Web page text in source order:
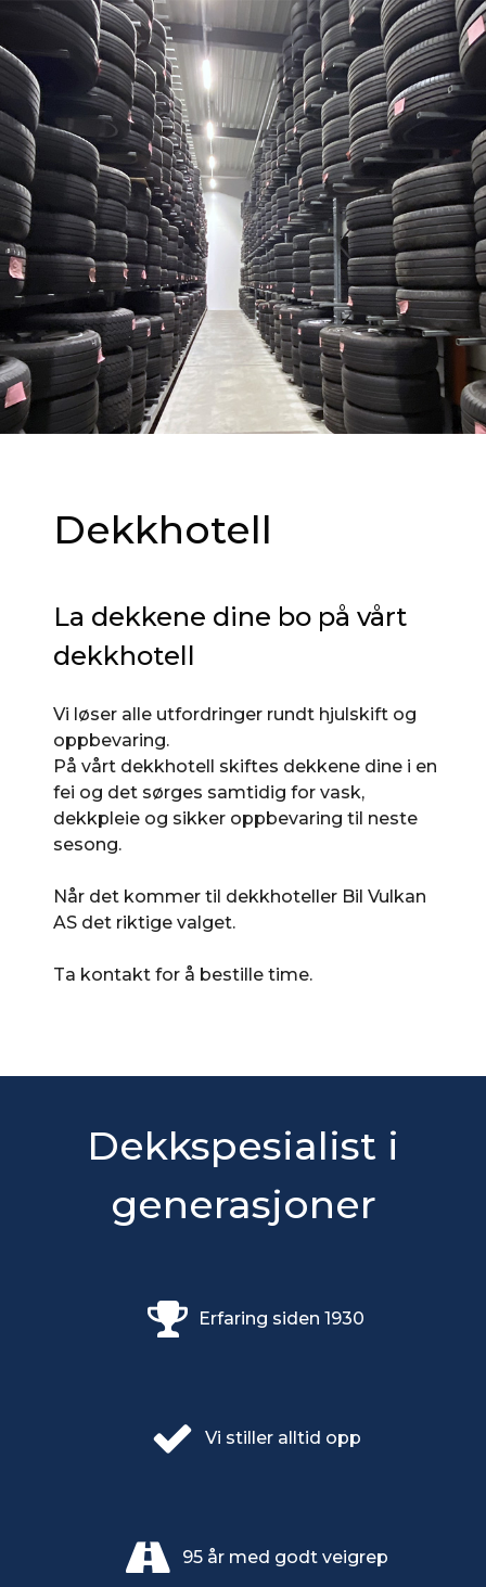
Dekkhotell
La dekkene dine bo på vårt
dekkhotell
Vi løser alle utfordringer rundt hjulskift og
oppbevaring.
På vårt dekkhotell skiftes dekkene dine i en
fei og det sørges samtidig for vask,
dekkpleie og sikker oppbevaring til neste
sesong.
Når det kommer til dekkhoteller Bil Vulkan
AS det riktige valget.
Ta kontakt for å bestille time.
Dekkspesialist i
generasjoner
Erfaring siden 1930
Vi stiller alltid opp
95 år med godt veigrep